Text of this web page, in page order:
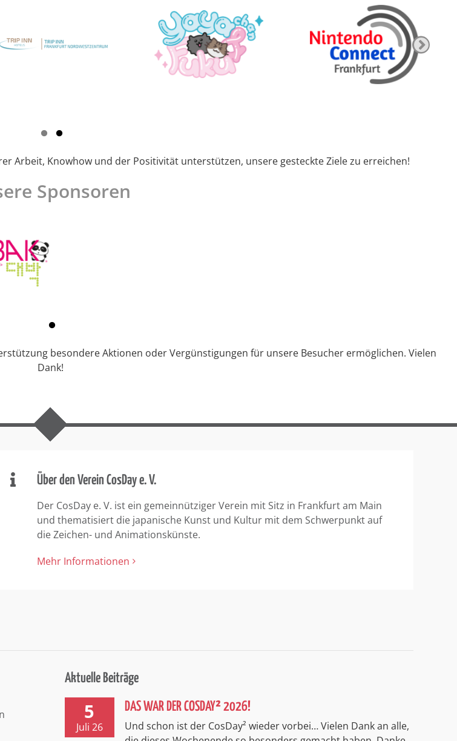
Arbeit, Knowhow und der Positivität unterstützen, unsere gesteckte Ziele zu erreichen!
Sponsoren
besondere Aktionen oder Vergünstigungen für unsere Besucher ermöglichen. Vielen
Dank!
Über den Verein CosDay e. V.
Der CosDay e. V. ist ein gemeinnütziger Verein mit Sitz in Frankfurt am Main
und thematisiert die japanische Kunst und Kultur mit dem Schwerpunkt auf
die Zeichen- und Animationskünste.
Mehr Informationen
Aktuelle Beiträge
5
Juli 26
DAS WAR DER COSDAY² 2026!
Und schon ist der CosDay² wieder vorbei… Vielen Dank an alle,